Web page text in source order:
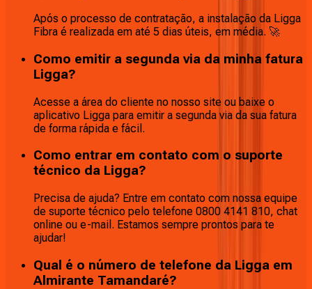
Após o processo de contratação, a instalação da Ligga
Fibra é realizada em até 5 dias úteis, em média. 🚀
Como emitir a segunda via da minha fatura
Ligga?
Acesse a área do cliente no nosso site ou baixe o
aplicativo Ligga para emitir a segunda via da sua fatura
de forma rápida e fácil.
Como entrar em contato com o suporte
técnico da Ligga?
Precisa de ajuda? Entre em contato com nossa equipe
de suporte técnico pelo telefone 0800 4141 810, chat
online ou e-mail. Estamos sempre prontos para te
ajudar!
Qual é o número de telefone da Ligga em
Almirante Tamandaré?